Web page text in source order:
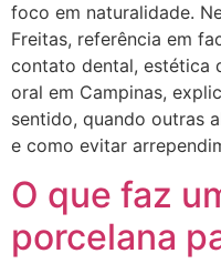
foco em naturalidade.
Freitas, referência em
contato dental, estética
oral em Campinas,
sentido, quando outras
e como evitar
O que faz
porcelana